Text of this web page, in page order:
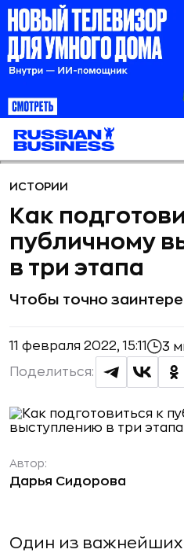
ИСТОРИИ
Как
публичному
в три этапа
Чтобы точно
11 февраля 2022, 15:11 3
Поделиться:
Автор:
Дарья Сидорова
Один из важнейших